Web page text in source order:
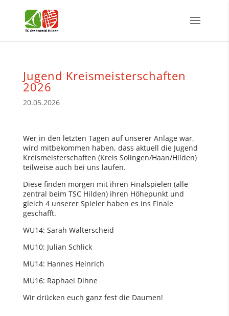
Jugend Kreismeisterschaften
2026
20.05.2026
Wer in den letzten Tagen auf unserer Anlage war,
wird mitbekommen haben, dass aktuell die Jugend
Kreismeisterschaften (Kreis Solingen/Haan/Hilden)
teilweise auch bei uns laufen.
Diese finden morgen mit ihren Finalspielen (alle
zentral beim TSC Hilden) ihren Höhepunkt und
gleich 4 unserer Spieler haben es ins Finale
geschafft.
WU14: Sarah Walterscheid
MU10: Julian Schlick
MU14: Hannes Heinrich
MU16: Raphael Dihne
Wir drücken euch ganz fest die Daumen!